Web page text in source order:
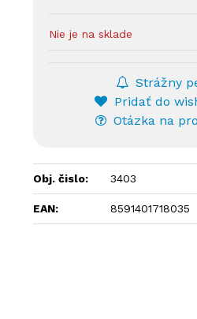
Nie je na sklade
Strážny
Pridať do
Otázka na
Obj. čislo: 3403
EAN: 8591401718035